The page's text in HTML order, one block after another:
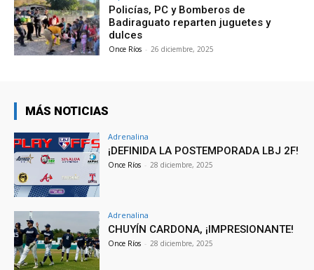
Policías, PC y Bomberos de
Badiraguato reparten juguetes y
dulces
Once Ríos - 26 diciembre, 2025
MÁS NOTICIAS
Adrenalina
¡DEFINIDA LA POSTEMPORADA LBJ 2F!
Once Ríos - 28 diciembre, 2025
Adrenalina
CHUYÍN CARDONA, ¡IMPRESIONANTE!
Once Ríos - 28 diciembre, 2025